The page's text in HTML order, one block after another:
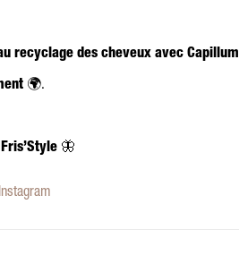
recyclage des cheveux avec Capillum
🌍.
🦋
Instagram